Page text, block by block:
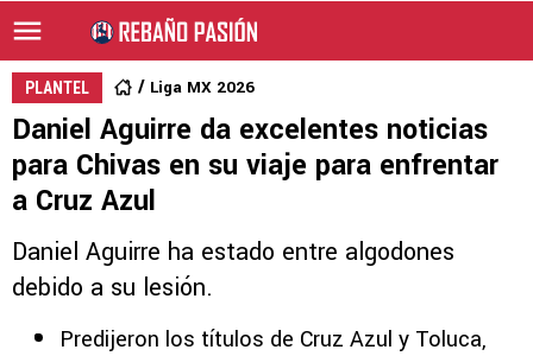
PLANTEL Liga MX 2026
Daniel Aguirre da excelentes noticias
para Chivas en su viaje para enfrentar
a Cruz Azul
Daniel Aguirre ha estado entre algodones
debido a su lesión.
Predijeron los títulos de Cruz Azul y Toluca,